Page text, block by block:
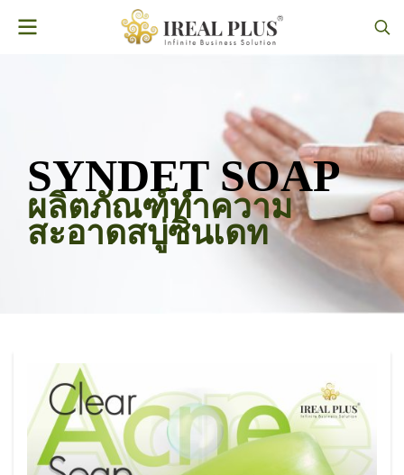
SYNDET SOAP
ผลิตภัณฑ์ทำความ
สะอาดสบู่ซินเดท